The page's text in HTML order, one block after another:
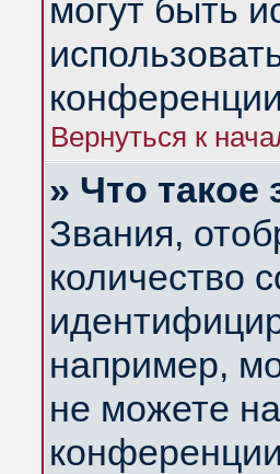
могут быть
Вернуться к
» Что такое
Звания,
количество
например,
не можете